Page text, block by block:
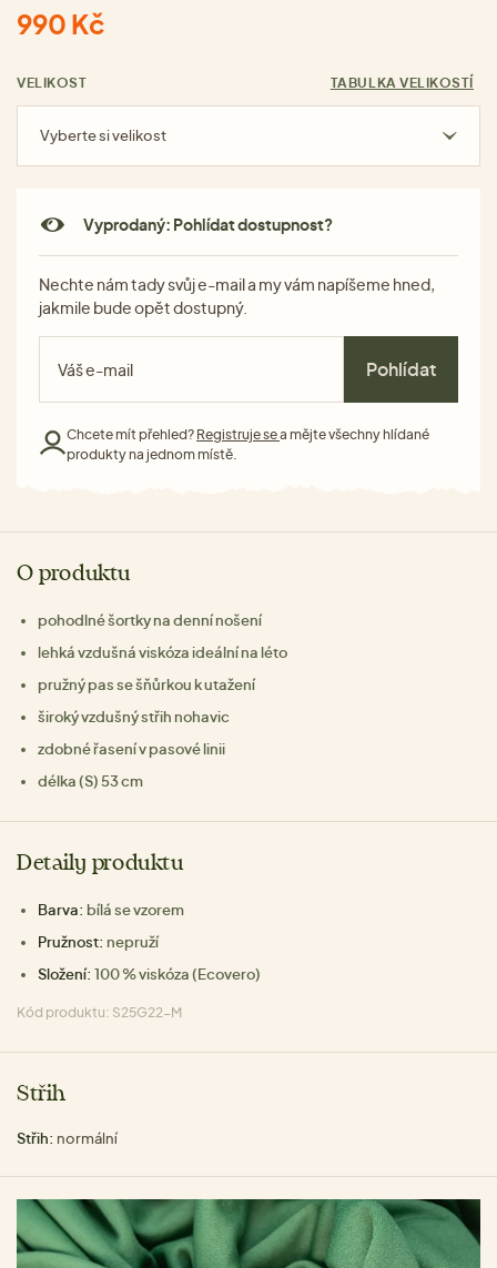
990 Kč
VELIKOST TABULKA VELIKOSTÍ
Vyberte si velikost
Vyprodaný: Pohlídat dostupnost?
Nechte nám tady svůj e-mail a my vám napíšeme hned,
jakmile bude opět dostupný.
Pohlídat
Chcete mít přehled? Registruje sea mějte všechny hlídané
produkty na jednom místě.
O produktu
pohodlné šortky na denní nošení
lehká vzdušná viskóza ideální na léto
pružný pas se šňůrkou k utažení
široký vzdušný střih nohavic
zdobné řasení v pasové linii
délka (S) 53 cm
Detaily produktu
Barva: bílá se vzorem
Pružnost: nepruží
Složení: 100 % viskóza (Ecovero)
Kód produktu: S25G22-M
Střih
Střih: normální